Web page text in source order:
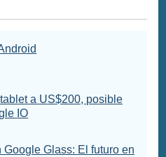
a US$200, posible
IO
Google Glass: El futuro en